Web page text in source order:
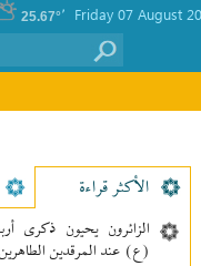
25.67°
الأکثر قراءة
الزائرون يحيون ذكرى
(ع) عند المرقدين